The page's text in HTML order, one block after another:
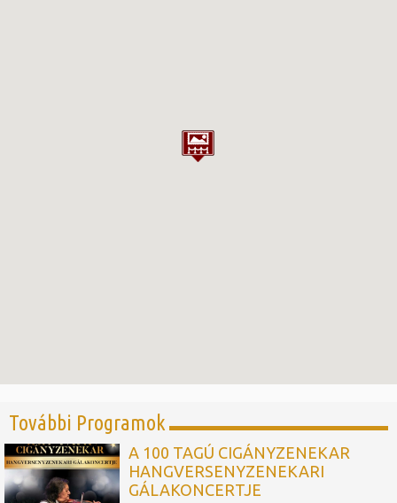
További Programok
A 100 TAGÚ CIGÁNYZENEKAR
HANGVERSENYZENEKARI
GÁLAKONCERTJE